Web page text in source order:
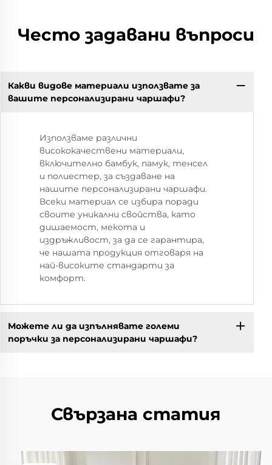
Често задавани въпроси
Какви видове материали използвате за
вашите персонализирани чаршафи?
Използваме различни
висококачествени материали,
включително бамбук, памук, тенсел
и полиестер, за създаване на
нашите персонализирани чаршафи.
Всеки материал се избира поради
своите уникални свойства, като
дишаемост, мекота и
издръжливост, за да се гарантира,
че нашата продукция отговаря на
най-високите стандарти за
комфорт.
Можете ли да изпълнявате големи
поръчки за персонализирани чаршафи?
Свързана статия